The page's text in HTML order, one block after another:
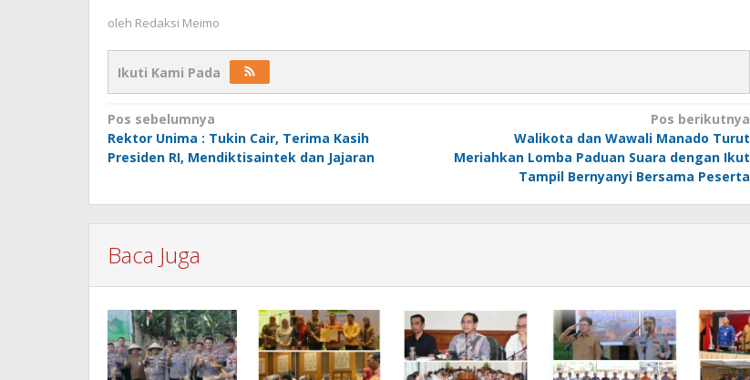
oleh Redaksi Meimo
Ikuti Kami Pada
Navigasi
pos
Pos sebelumnya
Rektor Unima : Tukin Cair, Terima Kasih
Presiden RI, Mendiktisaintek dan Jajaran
Pos berikutnya
Walikota dan Wawali Manado Turut
Meriahkan Lomba Paduan Suara dengan Ikut
Tampil Bernyanyi Bersama Peserta
Baca Juga